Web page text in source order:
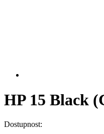
HP 15 Black
Dostupnost: